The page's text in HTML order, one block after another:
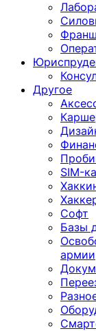
Другoе
SIM-
Софт
Базы
армии